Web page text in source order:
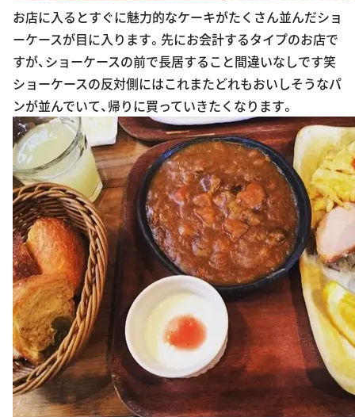
ーケースが目に入ります。先にお会計するタイプのお店で
すが、ショーケースの前で長居すること間違いなしです笑
ショーケースの反対側にはこれまたどれもおいしそうなパ
ンが並んでいて、帰りに買っていきたくなります。
日替わりランチ 860円